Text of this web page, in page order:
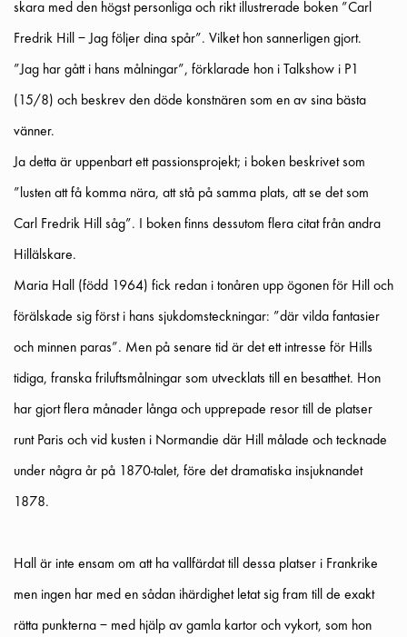
skara med den högst personliga och rikt illustrerade boken ”Carl
Fredrik Hill – Jag följer dina spår”. Vilket hon sannerligen gjort.
”Jag har gått i hans målningar”, förklarade hon i Talkshow i P1
(15/8) och beskrev den döde konstnären som en av sina bästa
vänner.
Ja detta är uppenbartett passionsprojekt; i boken beskrivet som
”lusten att få komma nära, att stå på samma plats, att se det som
Carl Fredrik Hill såg”. I boken finns dessutom flera citat från andra
Hillälskare.
Maria Hall (född 1964) fick redan i tonåren upp ögonen för Hill och
förälskade sig först i hans sjukdomsteckningar: ”där vilda fantasier
och minnen paras”. Men på senare tid är det ett intresse för Hills
tidiga, franska friluftsmålningar som utvecklats till en besatthet. Hon
har gjort flera månader långa och upprepade resor till de platser
runt Paris och vid kusten i Normandie där Hill målade och tecknade
under några år på 1870-talet, före det dramatiska insjuknandet
1878.
Hall är inte ensam om att ha vallfärdat till dessa platser i Frankrike
men ingen har med en sådan ihärdighet letat sig fram till de exakt
rätta punkterna – med hjälp av gamla kartor och vykort, som hon